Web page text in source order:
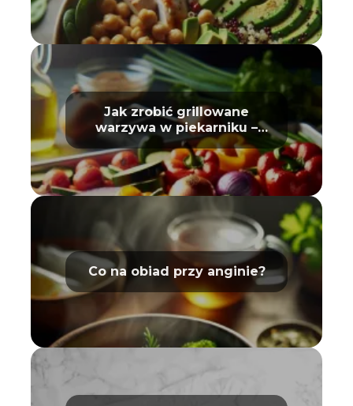
Jak zrobić grillowane
warzywa w piekarniku –
poradnik
Co na obiad przy anginie?